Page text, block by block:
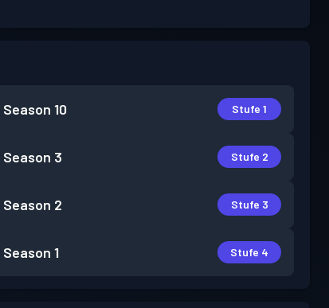
Season 10 Stufe 1
Season 3 Stufe 2
Season 2 Stufe 3
Season 1 Stufe 4